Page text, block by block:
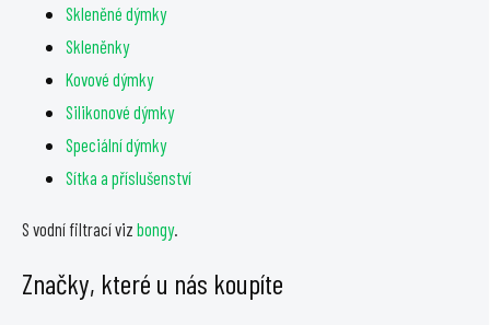
Skleněné dýmky
Skleněnky
Kovové dýmky
Silikonové dýmky
Speciální dýmky
Sítka a příslušenství
S vodní filtrací viz bongy.
Značky, které u nás koupíte